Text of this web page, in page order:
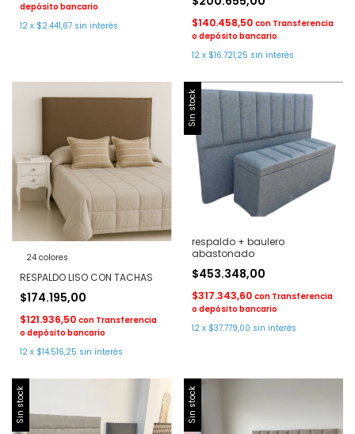
depósito bancario
12 x $2.441,67 sin interés $140.458,50 con Transferencia
o depósito bancario
12 x $16.721,25 sin interés
24 colores
RESPALDO LISO CON TACHAS
$174.195,00
$121.936,50 con Transferencia
o depósito bancario
12 x $14.516,25 sin interés
Sin stock
respaldo + baulero
abastonado
$453.348,00
$317.343,60 con Transferencia
o depósito bancario
12 x $37.779,00 sin interés
Sin stock Sin stock